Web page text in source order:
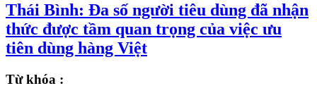
Thái Bình: Đa số người tiêu dùng đã nhận
thức được tầm quan trọng của việc ưu
tiên dùng hàng Việt
Từ khóa :